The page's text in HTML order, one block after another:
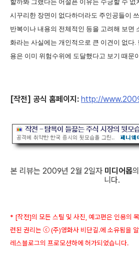
할까봐 그랬다는 어설픈 이유는 수긍할 수
시꾸리한 장면이 없다하더라도 주인공들이
반복이나 내용의 전체적인 등을 고려해 보면
화라는 사실에는 개인적으로 큰 이견이 없다.
용은 이미 위험수위에 도달했다고 보기 때문
[작전] 공식 홈페이지: http://
본 리뷰는 2009년 2월 2일자 미디어몹
니다.
* [작전]의 모든 스틸 및 사진, 예고편은 인용의
련된 권리는 ⓒ (주)영화사 비단길.에 소유됨을
레스블로그의 프로모션하에 허가되었습니다.